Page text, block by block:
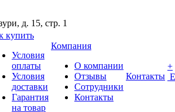
д. 15, стр. 1
купить
Условия
оплаты
Условия
доставки
Гарантия
на товар
Компания
О компании
Отзывы
Сотрудники
Контакты
Контакты
+